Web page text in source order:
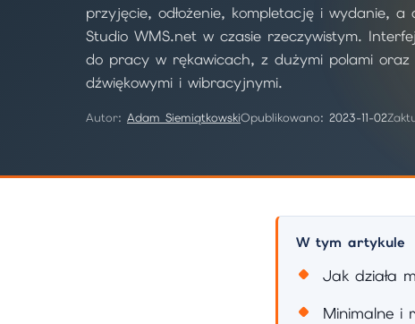
przyjęcie, odłożenie, kompletację i wydanie,
Studio WMS.net w czasie rzeczywistym.
do pracy w rękawicach, z dużymi polami oraz
dźwiękowymi i wibracyjnymi.
Autor: Adam SiemiątkowskiOpublikowano: 2023-11-02
W tym artykule
Jak działa
Minimalne i